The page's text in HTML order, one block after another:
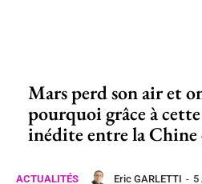
Mars perd son air et
pourquoi grâce à
inédite entre la Chine
ACTUALITÉS Eric GARLETTI - 5